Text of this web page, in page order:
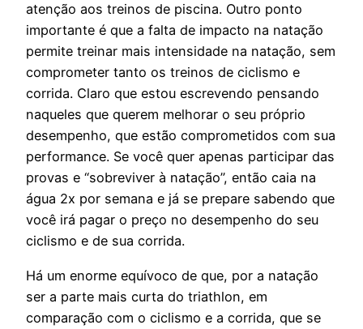
atenção aos treinos de piscina. Outro ponto
importante é que a falta de impacto na natação
permite treinar mais intensidade na natação, sem
comprometer tanto os treinos de ciclismo e
corrida. Claro que estou escrevendo pensando
naqueles que querem melhorar o seu próprio
desempenho, que estão comprometidos com sua
performance. Se você quer apenas participar das
provas e “sobreviver à natação”, então caia na
água 2x por semana e já se prepare sabendo que
você irá pagar o preço no desempenho do seu
ciclismo e de sua corrida.
Há um enorme equívoco de que, por a natação
ser a parte mais curta do triathlon, em
comparação com o ciclismo e a corrida, que se